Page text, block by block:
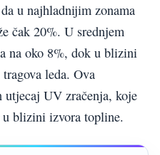
da u najhladnijim zonama
čak 20%. U srednjem
na oko 8%, dok u blizini
leda. Ova
utjecaj UV zračenja, koje
u blizini izvora topline.